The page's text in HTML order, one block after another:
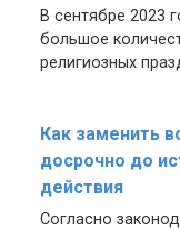
В сентябре 2023
большое
религиозных
Как заменить
досрочно до
действия
Согласно